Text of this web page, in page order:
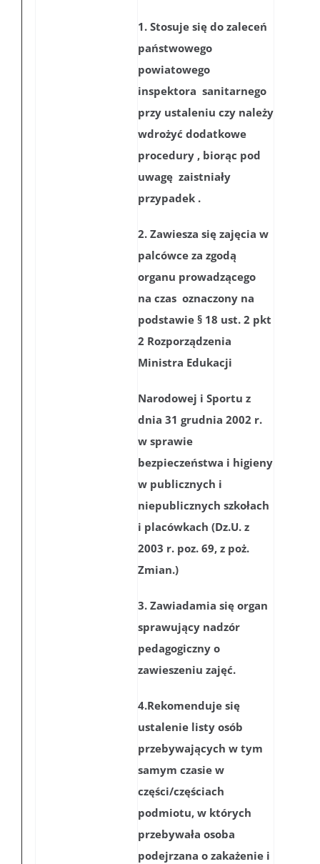
1. Stosuje się do zaleceń
państwowego
powiatowego
inspektora sanitarnego
przy ustaleniu czy należy
wdrożyć dodatkowe
procedury , biorąc pod
uwagę zaistniały
przypadek .
2. Zawiesza się zajęcia w
palcówce za zgodą
organu prowadzącego
na czas oznaczony na
podstawie § 18 ust. 2 pkt
2 Rozporządzenia
Ministra Edukacji
Narodowej i Sportu z
dnia 31 grudnia 2002 r.
w sprawie
bezpieczeństwa i higieny
w publicznych i
niepublicznych szkołach
i placówkach (Dz.U. z
2003 r. poz. 69, z poż.
Zmian.)
3. Zawiadamia się organ
sprawujący nadzór
pedagogiczny o
zawieszeniu zajęć.
4.Rekomenduje się
ustalenie listy osób
przebywających w tym
samym czasie w
części/częściach
podmiotu, w których
przebywała osoba
podejrzana o zakażenie i